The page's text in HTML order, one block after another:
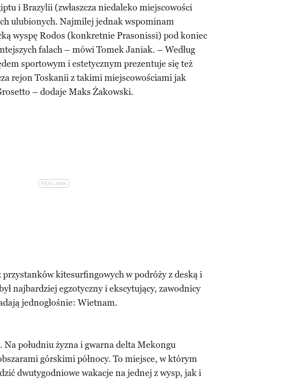
i Brazylii (zwłaszcza niedaleko miejscowości
ulubionych. Najmilej jednak wspominam
wyspę Rodos (konkretnie Prasonissi) pod koniec
falach – mówi Tomek Janiak. – Według
sportowym i estetycznym prezentuje się też
rejon Toskanii z takimi miejscowościami jak
– dodaje Maks Żakowski.
kitesurfingowych w podróży z deską i
najbardziej egzotyczny i ekscytujący, zawodnicy
jednogłośnie: Wietnam.
Na południu żyzna i gwarna delta Mekongu
górskimi północy. To miejsce, w którym
dwutygodniowe wakacje na jednej z wysp, jak i